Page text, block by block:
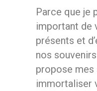
Parce que je
important de
présents et
nos
propose
immortaliser